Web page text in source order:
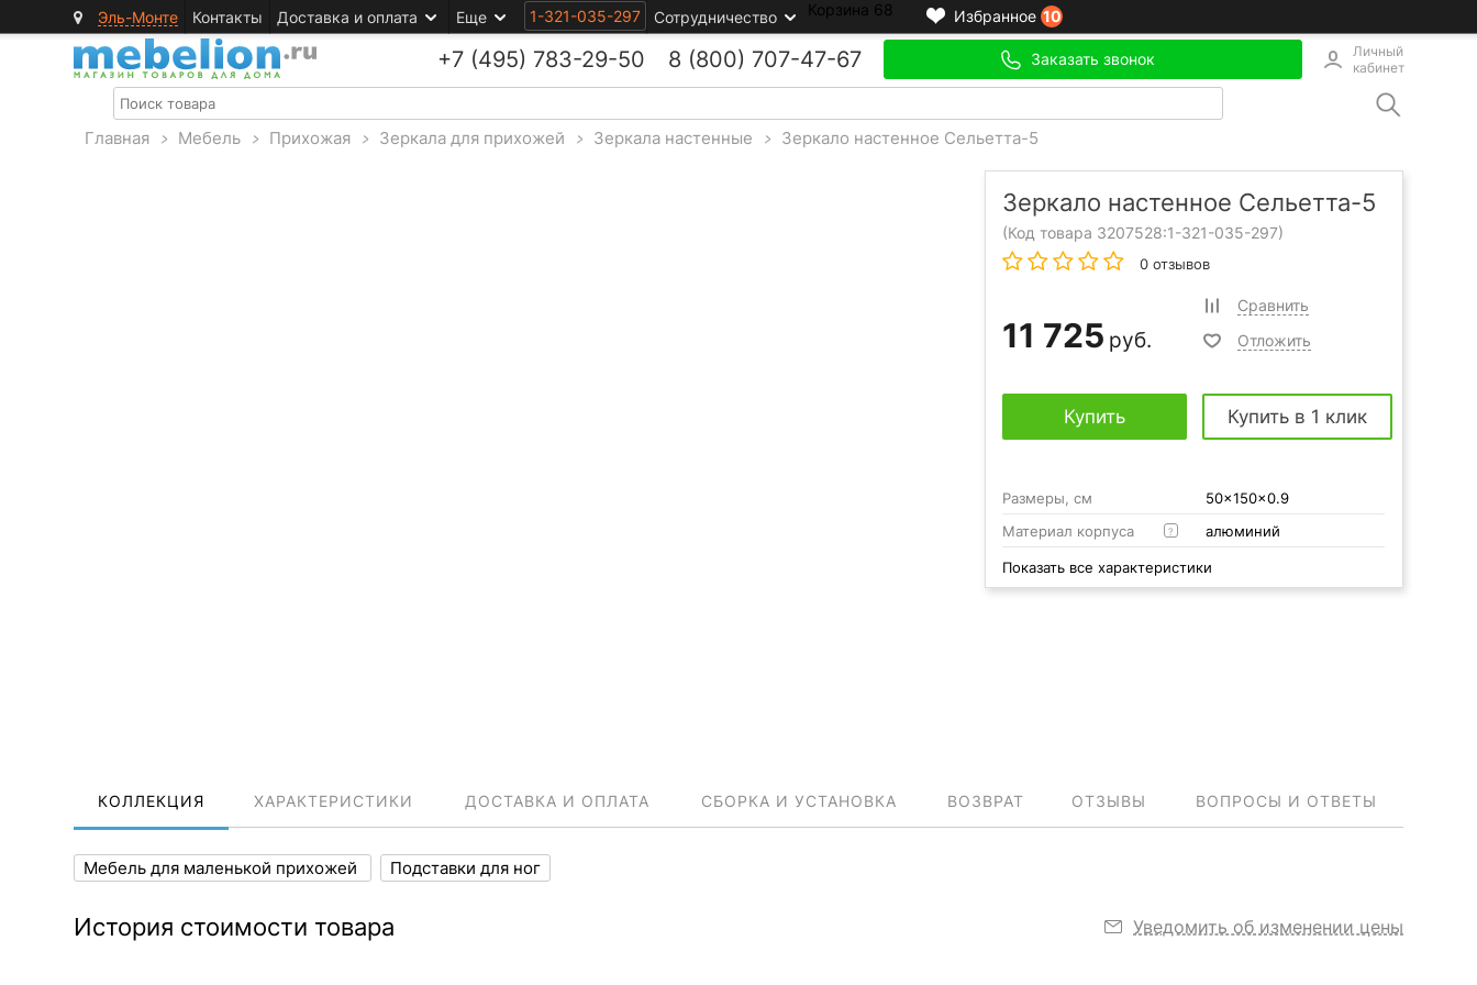
Эль-Монте Контакты Доставка и оплата Еще 1-321-035-297 Сотрудничество Избранное 10
Корзина 68
+7 (495) 783-29-50 8 (800) 707-47-67 Заказать звонок
Личный
кабинет
Главная > Мебель > Прихожая > Зеркала для прихожей > Зеркала настенные > Зеркало настенное Сельетта-5
Зеркало настенное Сельетта-5
(Код товара 3207528:1-321-035-297)
0 отзывов
11 725 руб.
Сравнить
Отложить
Купить Купить в 1 клик
Размеры, см
50x150x0.9
Материал корпуса
? алюминий
Показать все характеристики
КОЛЛЕКЦИЯ ХАРАКТЕРИСТИКИ ДОСТАВКА И ОПЛАТА СБОРКА И УСТАНОВКА ВОЗВРАТ ОТЗЫВЫ ВОПРОСЫ И ОТВЕТЫ
Мебель для маленькой прихожей Подставки для ног
История стоимости товара Уведомить об изменении цены